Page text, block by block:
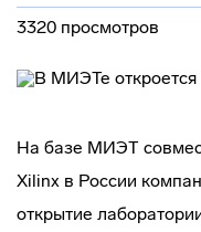
3320 просмотров
На базе МИЭТ
Xilinx в России
открытие